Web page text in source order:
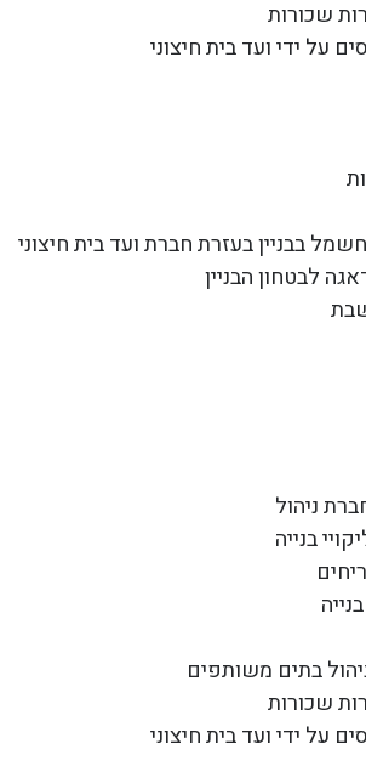
שכורות
על ידי ועד בית חיצוני
בבניין בעזרת חברת ועד בית חיצוני
לבטחון הבניין
ניהול
בנייה
בתים משותפים
שכורות
על ידי ועד בית חיצוני